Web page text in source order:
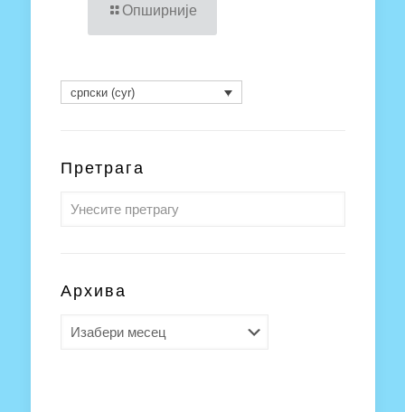
Опширније
српски (cyr)
Претрага
Архива